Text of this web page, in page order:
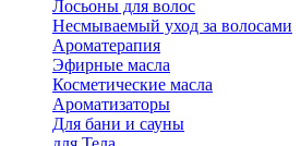
Лосьоны для волос
Несмываемый уход за волосами
Ароматерапия
Эфирные масла
Косметические масла
Ароматизаторы
Для бани и сауны